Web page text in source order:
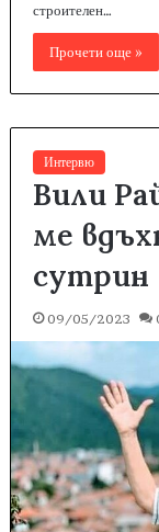
строителен…
Прочети още »
Интервю
Вили
ме
сутрин
09/05/2023